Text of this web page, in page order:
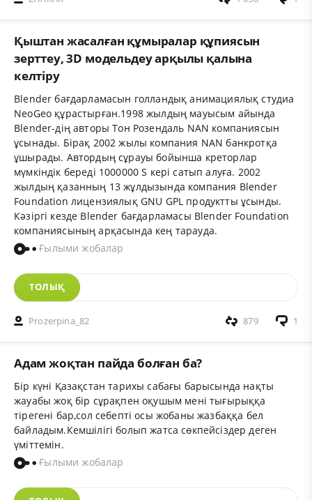
Қыштан жасалған құмыралар құпиясын
зерттеу, 3D модельдеу арқылы қалына
келтіру
Blender бағдарламасын голландық анимациялық студиа
NeoGeo құрастырған.1998 жылдың мауысым айында
Blender-дің авторы Тон Розендаль NAN компаниясын
ұсынады. Бірақ 2002 жылы компания NAN банкротқа
ұшырады. Автордың сұрауы бойынша креторлар
мүмкіндік береді 1000000 S кері сатып алуға. 2002
жылдың қазанның 13 жұлдызында компания Blender
Foundation лицензиялық GNU GPL продуктты ұсынды.
Кәзіргі кезде Blender бағдарламасы Blender Foundation
компаниясының арқасында кең тарауда.
Ғылыми жобалар
ТОЛЫҚ
Prozerpina_82 1
879
Адам жоқтан пайда болған ба?
Бір күні Қазақстан тарихы сабағы барысында нақты
жауабы жоқ бір сұрақпен оқушым мені тығырыққа
тірегені бар,сол себепті осы жобаны жазбаққа бел
байладым.Кемшілігі болып жатса сөкпейсіздер деген
үміттемін.
Ғылыми жобалар